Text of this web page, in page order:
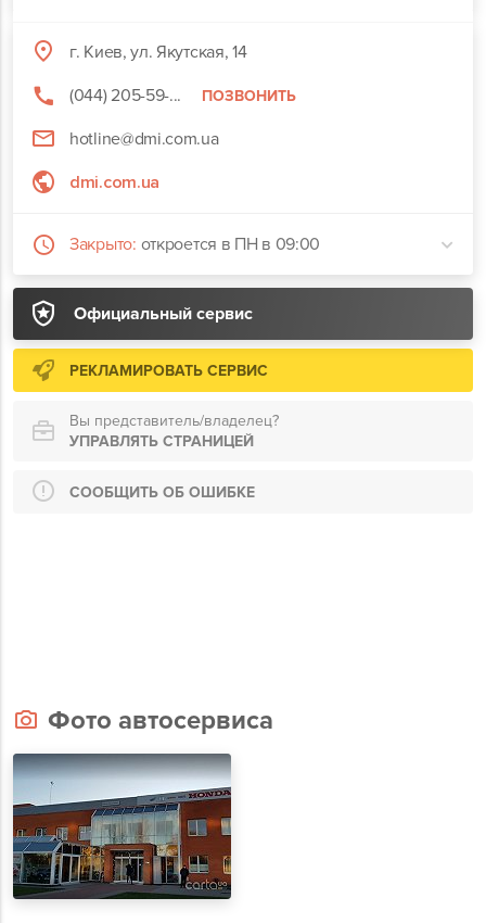
Официальный сервис
г. Киев, ул. Якутская, 14
(044) 205-59-...
ПОЗВОНИТЬ
hotline@dmi.com.ua
dmi.com.ua
Закрыто: откроется в ПН в 09:00
РЕКЛАМИРОВАТЬ СЕРВИС
Вы представитель/владелец?
УПРАВЛЯТЬ СТРАНИЦЕЙ
СООБЩИТЬ ОБ ОШИБКЕ
Фото автосервиса